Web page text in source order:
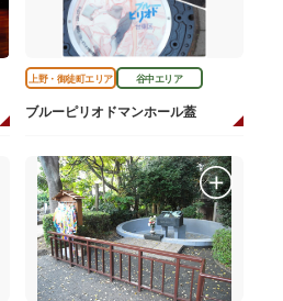
上野・御徒町エリア 谷中エリア
ブルーピリオドマンホール蓋